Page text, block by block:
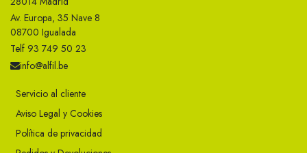
Av. Europa, 35 Nave 8
08700 Igualada
Telf 93 749 50 23
info@alfil.be
Servicio al cliente
Aviso Legal y Cookies
Política de privacidad